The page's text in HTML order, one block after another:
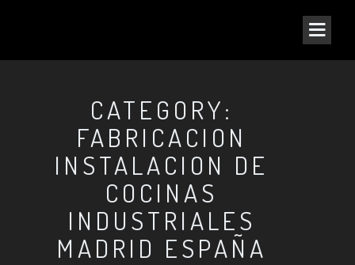
CATEGORY:
FABRICACION
INSTALACION DE
COCINAS
INDUSTRIALES
MADRID ESPAÑA